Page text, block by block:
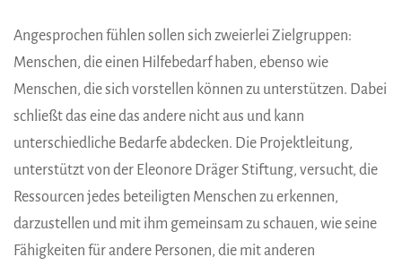
Angesprochen fühlen sollen sich zweierlei Zielgruppen:
Menschen, die einen Hilfebedarf haben, ebenso wie
Menschen, die sich vorstellen können zu unterstützen. Dabei
schließt das eine das andere nicht aus und kann
unterschiedliche Bedarfe abdecken. Die Projektleitung,
unterstützt von der Eleonore Dräger Stiftung, versucht, die
Ressourcen jedes beteiligten Menschen zu erkennen,
darzustellen und mit ihm gemeinsam zu schauen, wie seine
Fähigkeiten für andere Personen, die mit anderen